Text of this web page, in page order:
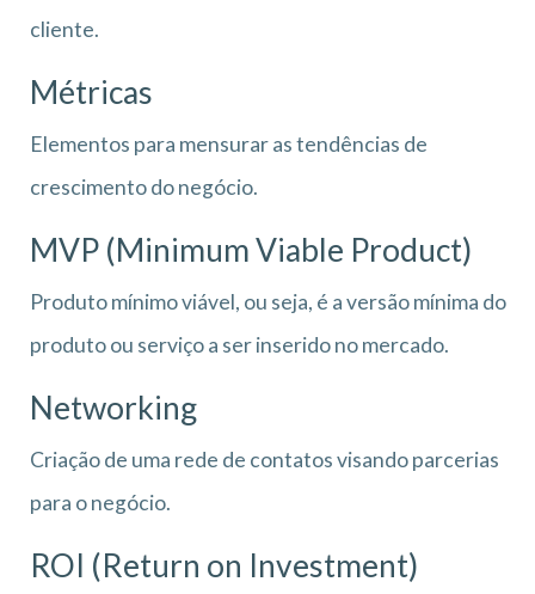
cliente.
Métricas
Elementos para mensurar as tendências de
crescimento do negócio.
MVP (Minimum Viable Product)
Produto mínimo viável, ou seja, é a versão mínima do
produto ou serviço a ser inserido no mercado.
Networking
Criação de uma rede de contatos visando parcerias
para o negócio.
ROI (Return on Investment)